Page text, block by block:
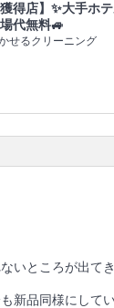
獲得店】✨大手ホ
代無料🚙
せるクリーニング
いところが出て
新品同様にして